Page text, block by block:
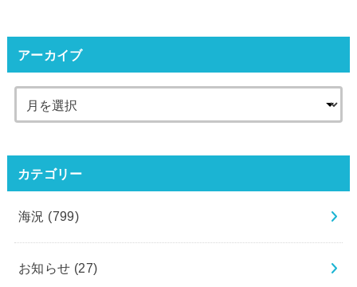
アーカイブ
カテゴリー
海況 (799)
お知らせ (27)